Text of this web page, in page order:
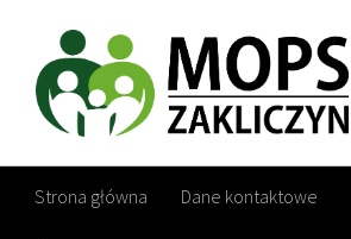
Strona główna Dane kontaktowe